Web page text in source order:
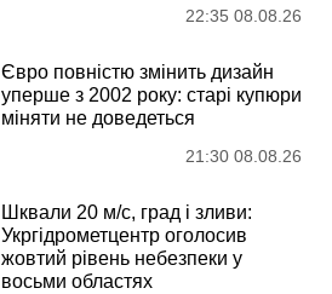
22:35 08.08.26
Євро повністю змінить дизайн
уперше з 2002 року: старі купюри
міняти не доведеться
21:30 08.08.26
Шквали 20 м/с, град і зливи:
Укргідрометцентр оголосив
жовтий рівень небезпеки у
восьми областях